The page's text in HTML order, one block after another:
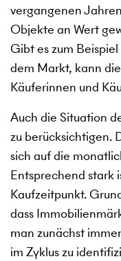
vergangenen
Objekte an Wert
Gibt es zum
dem Markt, kann
Käuferinnen und
Auch die Situation
zu berücksichtigen.
sich auf die
Entsprechend stark
Kaufzeitpunkt.
dass
man zunächst
im Zyklus zu